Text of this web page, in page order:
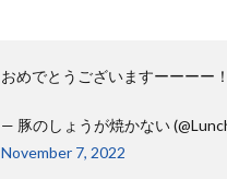
おめでとうございますーーーー
— 豚のしょうが焼かない
November 7, 2022